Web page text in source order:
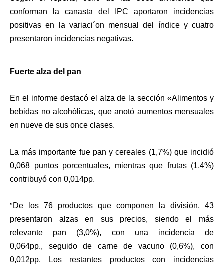
conforman la canasta del IPC aportaron incidencias
positivas en la variaci´on mensual del índice y cuatro
presentaron incidencias negativas.
Fuerte alza del pan
En el informe destacó el alza de la sección «Alimentos y
bebidas no alcohólicas, que anotó aumentos mensuales
en nueve de sus once clases.
La más importante fue pan y cereales (1,7%) que incidió
0,068 puntos porcentuales, mientras que frutas (1,4%)
contribuyó con 0,014pp.
“De los 76 productos que componen la división, 43
presentaron alzas en sus precios, siendo el más
relevante pan (3,0%), con una incidencia de
0,064pp., seguido de carne de vacuno (0,6%), con
0,012pp. Los restantes productos con incidencias